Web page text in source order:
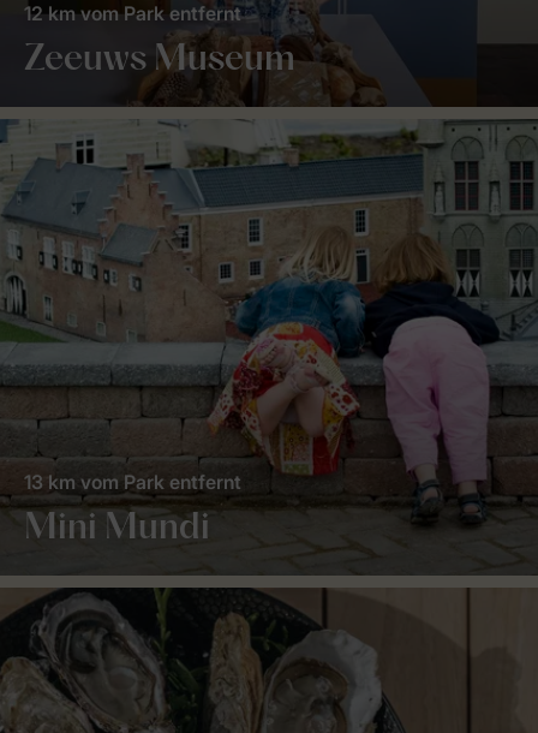
Zeeuws Museum
12 km vom Park entfernt
Mini Mundi
13 km vom Park entfernt